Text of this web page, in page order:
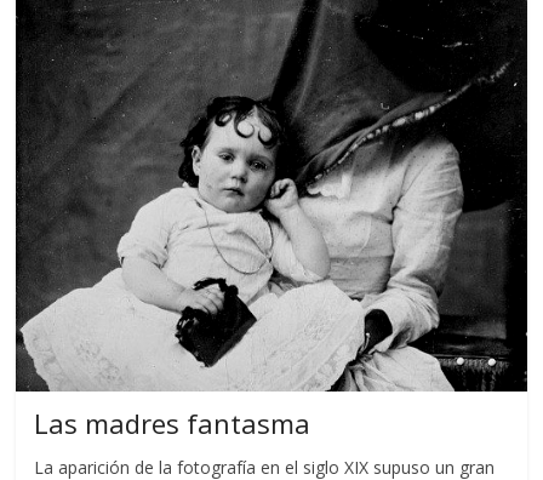
Las madres fantasma
La aparición de la fotografía en el siglo XIX supuso un gran